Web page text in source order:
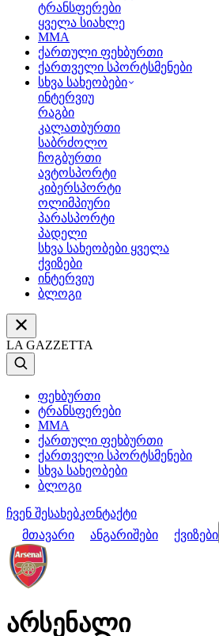
ტრანსფერები
ყველა სიახლე
MMA
ქართული ფეხბურთი
ქართველი სპორტსმენები
სხვა სახეობები
ინტერვიუ
რაგბი
კალათბურთი
საბრძოლო
ჩოგბურთი
ავტოსპორტი
კიბერსპორტი
ოლიმპიური
პარასპორტი
პადელი
სხვა სახეობები ყველა
ქვიზები
ინტერვიუ
ბლოგი
LA GAZZETTA
ფეხბურთი
ტრანსფერები
MMA
ქართული ფეხბურთი
ქართველი სპორტსმენები
სხვა სახეობები
ბლოგი
ჩვენ შესახებკონტაქტი
მთავარი
ანგარიშები ქვიზები
არსენალი